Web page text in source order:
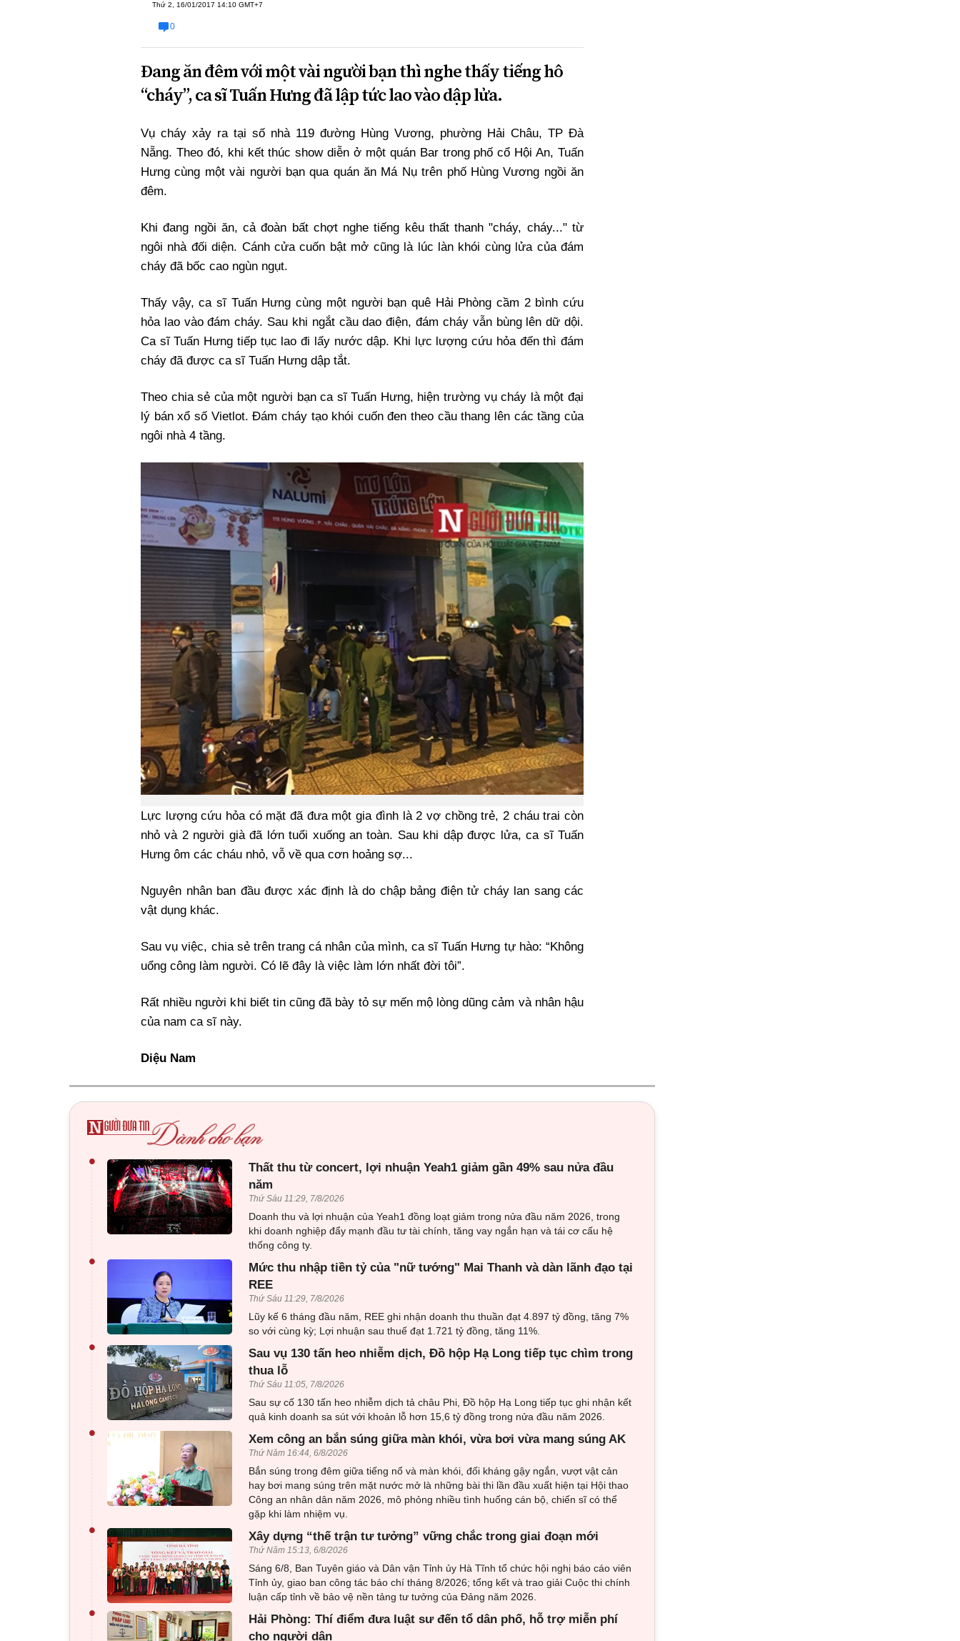
Thứ 2, 16/01/2017 14:10 GMT+7
0
Đang ăn đêm với một vài người bạn thì nghe thấy tiếng hô
“cháy”, ca sĩ Tuấn Hưng đã lập tức lao vào dập lửa.
Vụ cháy xảy ra tại số nhà 119 đường Hùng Vương, phường Hải Châu, TP Đà
Nẵng. Theo đó, khi kết thúc show diễn ở một quán Bar trong phố cổ Hội An, Tuấn
Hưng cùng một vài người bạn qua quán ăn Má Nụ trên phố Hùng Vương ngồi ăn
đêm.
Khi đang ngồi ăn, cả đoàn bất chợt nghe tiếng kêu thất thanh "cháy, cháy..." từ
ngôi nhà đối diện. Cánh cửa cuốn bật mở cũng là lúc làn khói cùng lửa của đám
cháy đã bốc cao ngùn ngụt.
Thấy vậy, ca sĩ Tuấn Hưng cùng một người bạn quê Hải Phòng cầm 2 bình cứu
hỏa lao vào đám cháy. Sau khi ngắt cầu dao điện, đám cháy vẫn bùng lên dữ dội.
Ca sĩ Tuấn Hưng tiếp tục lao đi lấy nước dập. Khi lực lượng cứu hỏa đến thì đám
cháy đã được ca sĩ Tuấn Hưng dập tắt.
Theo chia sẻ của một người bạn ca sĩ Tuấn Hưng, hiện trường vụ cháy là một đại
lý bán xổ số Vietlot. Đám cháy tạo khói cuốn đen theo cầu thang lên các tầng của
ngôi nhà 4 tầng.
Lực lượng cứu hỏa có mặt đã đưa một gia đình là 2 vợ chồng trẻ, 2 cháu trai còn
nhỏ và 2 người già đã lớn tuổi xuống an toàn. Sau khi dập được lửa, ca sĩ Tuấn
Hưng ôm các cháu nhỏ, vỗ về qua cơn hoảng sợ...
Nguyên nhân ban đầu được xác định là do chập bảng điện tử cháy lan sang các
vật dụng khác.
Sau vụ việc, chia sẻ trên trang cá nhân của mình, ca sĩ Tuấn Hưng tự hào: “Không
uổng công làm người. Có lẽ đây là việc làm lớn nhất đời tôi”.
Rất nhiều người khi biết tin cũng đã bày tỏ sự mến mộ lòng dũng cảm và nhân hậu
của nam ca sĩ này.
Diệu Nam
•
Thất thu từ concert, lợi nhuận Yeah1 giảm gần 49% sau nửa đầu
năm
Thứ Sáu 11:29, 7/8/2026
Doanh thu và lợi nhuận của Yeah1 đồng loạt giảm trong nửa đầu năm 2026, trong
khi doanh nghiệp đẩy mạnh đầu tư tài chính, tăng vay ngắn hạn và tái cơ cấu hệ
thống công ty.
•
Mức thu nhập tiền tỷ của "nữ tướng" Mai Thanh và dàn lãnh đạo tại
REE
Thứ Sáu 11:29, 7/8/2026
Lũy kế 6 tháng đầu năm, REE ghi nhận doanh thu thuần đạt 4.897 tỷ đồng, tăng 7%
so với cùng kỳ; Lợi nhuận sau thuế đạt 1.721 tỷ đồng, tăng 11%.
•
Sau vụ 130 tấn heo nhiễm dịch, Đồ hộp Hạ Long tiếp tục chìm trong
thua lỗ
Thứ Sáu 11:05, 7/8/2026
Sau sự cố 130 tấn heo nhiễm dịch tả châu Phi, Đồ hộp Hạ Long tiếp tục ghi nhận kết
quả kinh doanh sa sút với khoản lỗ hơn 15,6 tỷ đồng trong nửa đầu năm 2026.
• Xem công an bắn súng giữa màn khói, vừa bơi vừa mang súng AK
Thứ Năm 16:44, 6/8/2026
Bắn súng trong đêm giữa tiếng nổ và màn khói, đối kháng gậy ngắn, vượt vật cản
hay bơi mang súng trên mặt nước mở là những bài thi lần đầu xuất hiện tại Hội thao
Công an nhân dân năm 2026, mô phỏng nhiều tình huống cán bộ, chiến sĩ có thể
gặp khi làm nhiệm vụ.
• Xây dựng “thế trận tư tưởng” vững chắc trong giai đoạn mới
Thứ Năm 15:13, 6/8/2026
Sáng 6/8, Ban Tuyên giáo và Dân vận Tỉnh ủy Hà Tĩnh tổ chức hội nghị báo cáo viên
Tỉnh ủy, giao ban công tác báo chí tháng 8/2026; tổng kết và trao giải Cuộc thi chính
luận cấp tỉnh về bảo vệ nền tảng tư tưởng của Đảng năm 2026.
•
Hải Phòng: Thí điểm đưa luật sư đến tổ dân phố, hỗ trợ miễn phí
cho người dân